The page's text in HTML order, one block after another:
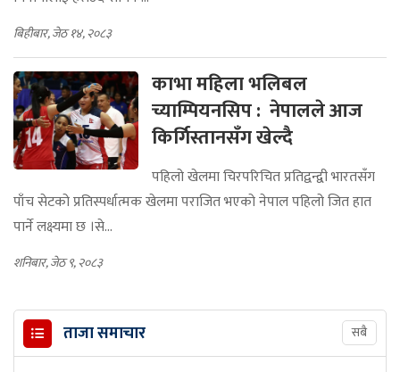
बिहीबार, जेठ १४, २०८३
काभा महिला भलिबल
च्याम्पियनसिप : नेपालले आज
किर्गिस्तानसँग खेल्दै
पहिलो खेलमा चिरपरिचित प्रतिद्वन्द्वी भारतसँग
पाँच सेटको प्रतिस्पर्धात्मक खेलमा पराजित भएको नेपाल पहिलो जित हात
पार्ने लक्ष्यमा छ ।से...
शनिबार, जेठ ९, २०८३
ताजा समाचार सबै